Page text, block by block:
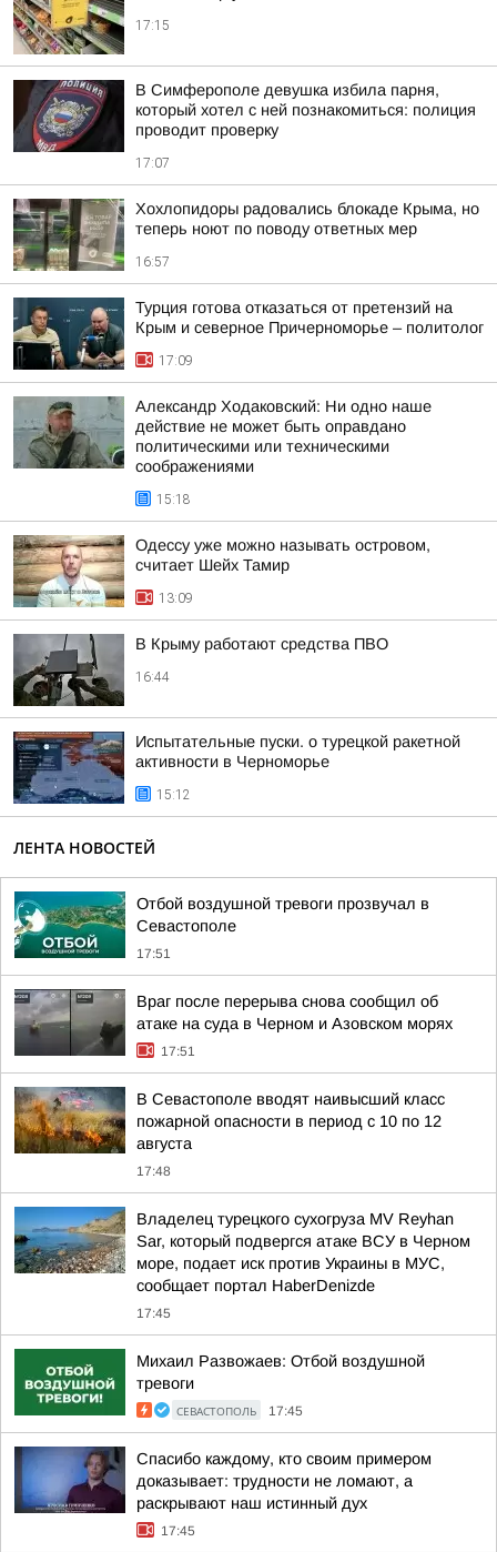
17:15
В Симферополе девушка избила парня,
который хотел с ней познакомиться: полиция
проводит проверку
17:07
Хохлопидоры радовались блокаде Крыма, но
теперь ноют по поводу ответных мер
16:57
Турция готова отказаться от претензий на
Крым и северное Причерноморье – политолог
17:09
Александр Ходаковский: Ни одно наше
действие не может быть оправдано
политическими или техническими
соображениями
15:18
Одессу уже можно называть островом,
считает Шейх Тамир
13:09
В Крыму работают средства ПВО
16:44
Испытательные пуски. о турецкой ракетной
активности в Черноморье
15:12
ЛЕНТА НОВОСТЕЙ
Отбой воздушной тревоги прозвучал в
Севастополе
17:51
Враг после перерыва снова сообщил об
атаке на суда в Черном и Азовском морях
17:51
В Севастополе вводят наивысший класс
пожарной опасности в период с 10 по 12
августа
17:48
Владелец турецкого сухогруза MV Reyhan
Sar, который подвергся атаке ВСУ в Черном
море, подает иск против Украины в МУС,
сообщает портал HaberDenizde
17:45
Михаил Развожаев: Отбой воздушной
тревоги
СЕВАСТОПОЛЬ 17:45
Спасибо каждому, кто своим примером
доказывает: трудности не ломают, а
раскрывают наш истинный дух
17:45